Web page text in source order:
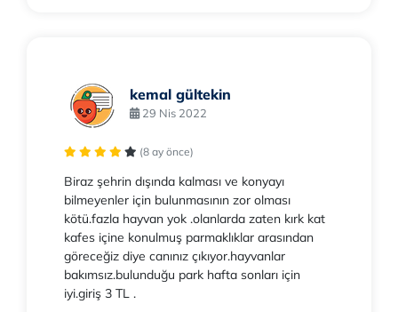
kemal gültekin
29 Nis 2022
(8 ay önce)
Biraz şehrin dışında kalması ve konyayı
bilmeyenler için bulunmasının zor olması
kötü.fazla hayvan yok .olanlarda zaten kırk kat
kafes içine konulmuş parmaklıklar arasından
göreceğiz diye canınız çıkıyor.hayvanlar
bakımsız.bulunduğu park hafta sonları için
iyi.giriş 3 TL .